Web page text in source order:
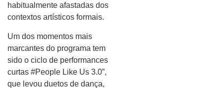
habitualmente afastadas dos
contextos artísticos formais.
Um dos momentos mais
marcantes do programa tem
sido o ciclo de performances
curtas #People Like Us 3.0”,
que levou duetos de dança,